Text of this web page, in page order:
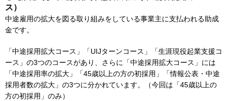
ス）
中途雇用の拡大を図る取り組みをしている事業主に支払われる助成
金です。
「中途採用拡大コース」「UIJターンコース」「生涯現役起業支援コ
ース」の3つのコースがあり、さらに「中途採用拡大コース」には
「中途採用率の拡大」「45歳以上の方の初採用」「情報公表・中途
採用者数の拡大」の3つに分かれています。（今回は「45歳以上の
方の初採用」のみ）